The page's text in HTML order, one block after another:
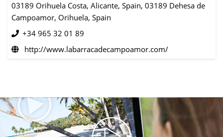
03189 Orihuela Costa, Alicante, Spain, 03189 Dehesa de
Campoamor, Orihuela, Spain
+34 965 32 01 89
http://www.labarracadecampoamor.com/